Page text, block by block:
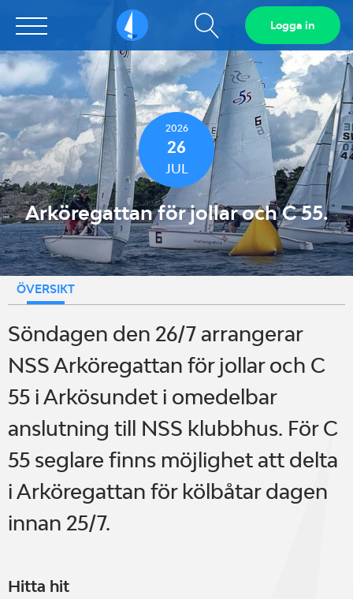
Sailarena Visa
sökfält
Logga in
2026
26
JUL
Arköregattan för jollar och C 55.
ÖVERSIKT
Söndagen den 26/7 arrangerar
NSS Arköregattan för jollar och C
55 i Arkösundet i omedelbar
anslutning till NSS klubbhus. För C
55 seglare finns möjlighet att delta
i Arköregattan för kölbåtar dagen
innan 25/7.
Hitta hit